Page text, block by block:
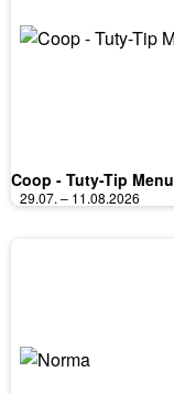
Coop - Tuty-Tip Menu
29.07. – 11.08.2026